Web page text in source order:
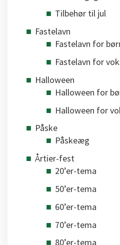
Tilbehør til jul
Fastelavn
Fastelavn for
Fastelavn for
Halloween
Halloween for
Halloween for
Påske
Påskeæg
Årtier-fest
20’er-tema
50’er-tema
60’er-tema
70’er-tema
80’er-tema